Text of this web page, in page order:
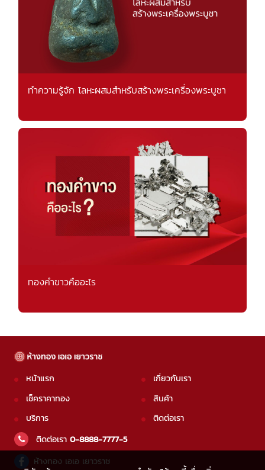
ทำความรู้จัก โลหะผสมสำหรับสร้างพระเครื่องพระบูชา
ทองคำขาวคืออะไร
หน้าแรก
เช็คราคาทอง
บริการ
เกี่ยวกับเรา
สินค้า
ติดต่อเรา
ติดต่อเรา 0-8888-7777-5
ห้างทอง เอเอ เยาวราช